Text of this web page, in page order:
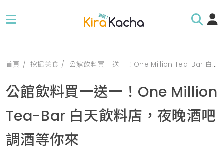
首頁 挖掘美食 公館飲料買一送一！One Million Tea-Bar 白天飲料店，夜晚酒吧調酒等你來
公館飲料買一送一！One Million
Tea-Bar 白天飲料店，夜晚酒吧
調酒等你來